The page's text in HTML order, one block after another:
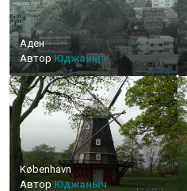
Аден
Автор Юджаныч
København
Автор Юджаныч